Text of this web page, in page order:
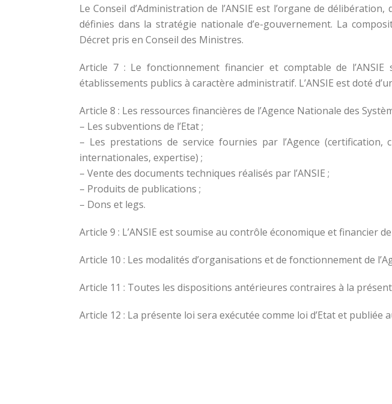
Le Conseil d’Administration de l’ANSIE est l’organe de
définies dans la stratégie nationale d’e-gouvernement. La
Décret pris en Conseil des Ministres.
Article 7 : Le fonctionnement financier et comptable de
établissements publics à caractère administratif. L’ANSIE est doté
Article 8 : Les ressources financières de l’Agence Nationale des
– Les subventions de l’Etat ;
– Les prestations de service fournies par l’Agence
internationales, expertise) ;
– Vente des documents techniques réalisés par l’ANSIE ;
– Produits de publications ;
– Dons et legs.
Article 9 : L’ANSIE est soumise au contrôle économique et financier
Article 10 : Les modalités d’organisations et de fonctionnement de
Article 11 : Toutes les dispositions antérieures contraires à la
Article 12 : La présente loi sera exécutée comme loi d’Etat et